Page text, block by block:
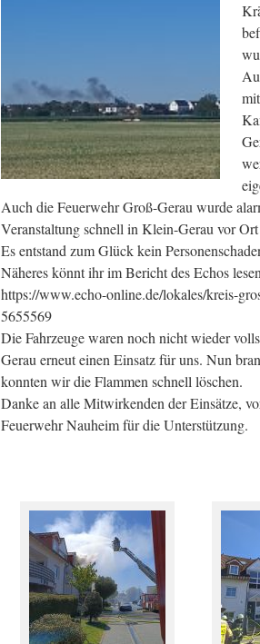
Auch die Feuerwehr Groß-Gerau wurde
Veranstaltung schnell in Klein-Gerau vor Ort
Es entstand zum Glück kein
Näheres könnt ihr im Bericht des Echos
https://www.echo-online.de/lokales/kreis-
5655569
Die Fahrzeuge waren noch nicht wieder
Gerau erneut einen Einsatz für uns. Nun
konnten wir die Flammen schnell löschen.
Danke an alle Mitwirkenden der Einsätze,
Feuerwehr Nauheim für die Unterstützung.